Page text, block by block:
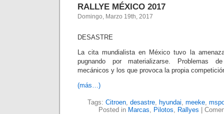
RALLYE MÉXICO 2017
Domingo, Marzo 19th, 2017
DESASTRE
La cita mundialista en México tuvo la
pugnando por materializarse. Problemas
mecánicos y los que provoca la propia
(más…)
Tags: Citroen, desastre, hyundai, meeke,
Posted in Marcas, Pilotos, Rallyes